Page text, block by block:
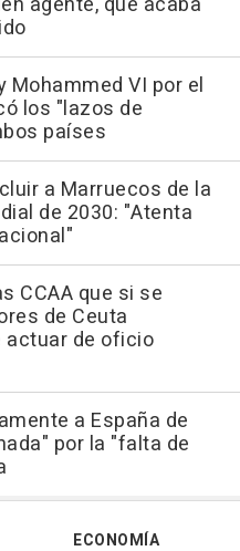
Mohammed VI por el
los "lazos de
países
a Marruecos de la
de 2030: "Atenta
CCAA que si se
de Ceuta
actuar de oficio
a España de
por la "falta de
ECONOMÍA